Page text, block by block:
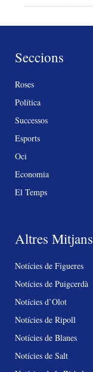
Seccions
Roses
Política
Successos
Esports
Oci
Economia
El Temps
Altres Mitjans
Notícies de Figueres
Notícies de Puigcerdà
Notícies d’Olot
Notícies de Ripoll
Notícies de Blanes
Notícies de Salt